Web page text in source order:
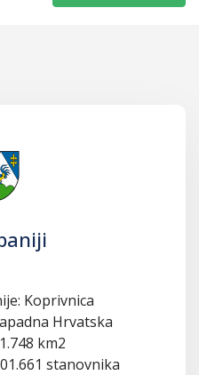
Koprivnica
Hrvatska
km2
stanovnika